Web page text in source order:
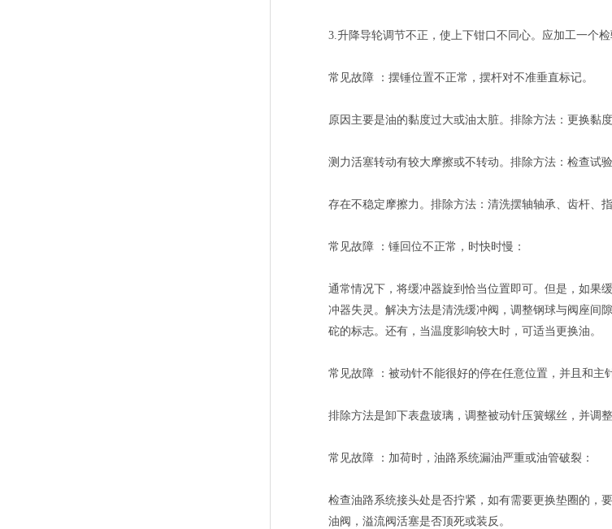
3.升降导轮调节不正，使上下钳口不同心。应加工一个
常见故障 ：摆锤位置不正常，摆杆对不准垂直标记。
原因主要是油的黏度过大或油太脏。排除方法：更换黏度
测力活塞转动有较大摩擦或不转动。排除方法：检查试
存在不稳定摩擦力。排除方法：清洗摆轴轴承、齿杆、
常见故障 ：锤回位不正常，时快时慢：
通常情况下，将缓冲器旋到恰当位置即可。但是，如果
冲器失灵。解决方法是清洗缓冲阀，调整钢球与阀座间
砣的标志。还有，当温度影响较大时，可适当更换油。
常见故障 ：被动针不能很好的停在任意位置，并且和主
排除方法是卸下表盘玻璃，调整被动针压簧螺丝，并调
常见故障 ：加荷时，油路系统漏油严重或油管破裂：
检查油路系统接头处是否拧紧，如有需要更换垫圈的，
油阀，溢流阀活塞是否顶死或装反。